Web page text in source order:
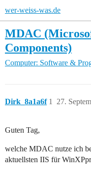
wer-weiss-was.de
MDAC
Components)
Computer: Software &
Dirk_8a1a6f 27.
1
Guten Tag,
welche MDAC nutze ich
aktuellsten IIS für